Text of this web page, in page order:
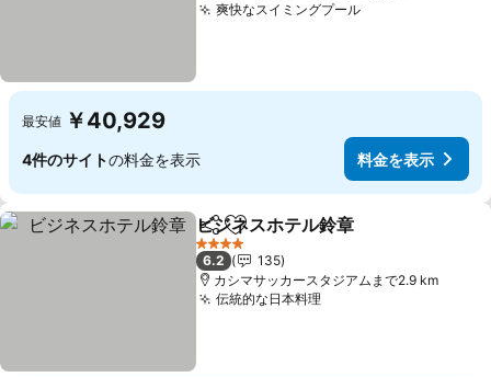
爽快なスイミングプール料金を表示
最安値 ￥40,929
4件のサイトの料金を表示 料金を表示
シェアお気に入りに追加
ビジネスホテル鈴章
4 ホテルのランク
6.2
135
カシマサッカースタジアムまで2.9 km
伝統的な日本料理料金を表示